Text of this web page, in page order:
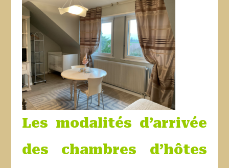
Les modalités d’arrivée
des chambres d’hôtes